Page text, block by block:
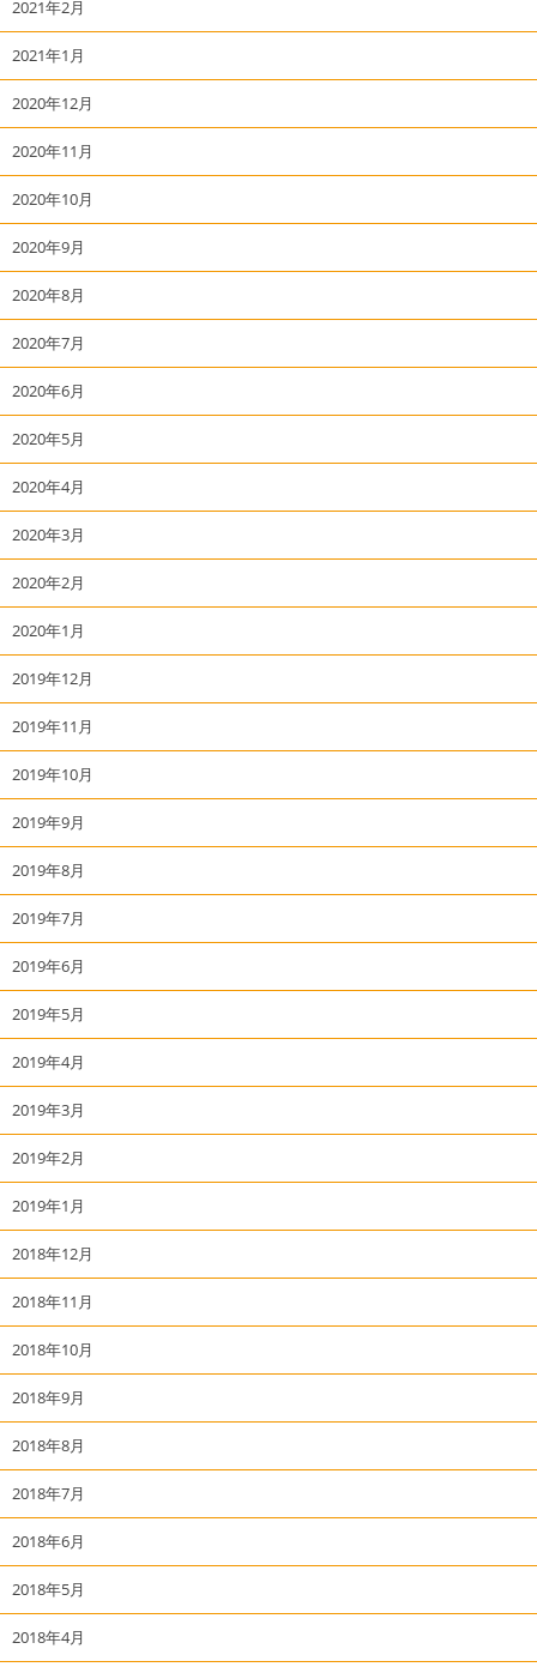
2021年2月
2021年1月
2020年12月
2020年11月
2020年10月
2020年9月
2020年8月
2020年7月
2020年6月
2020年5月
2020年4月
2020年3月
2020年2月
2020年1月
2019年12月
2019年11月
2019年10月
2019年9月
2019年8月
2019年7月
2019年6月
2019年5月
2019年4月
2019年3月
2019年2月
2019年1月
2018年12月
2018年11月
2018年10月
2018年9月
2018年8月
2018年7月
2018年6月
2018年5月
2018年4月